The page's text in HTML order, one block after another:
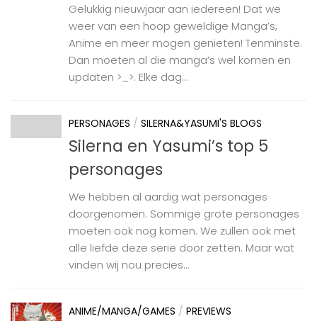
Gelukkig nieuwjaar aan iedereen! Dat we
weer van een hoop geweldige Manga’s,
Anime en meer mogen genieten! Tenminste.
Dan moeten al die manga’s wel komen en
updaten >_>. Elke dag...
PERSONAGES / SILERNA&YASUMI'S BLOGS
Silerna en Yasumi’s top 5
personages
We hebben al aardig wat personages
doorgenomen. Sommige grote personages
moeten ook nog komen. We zullen ook met
alle liefde deze serie door zetten. Maar wat
vinden wij nou precies...
ANIME/MANGA/GAMES / PREVIEWS